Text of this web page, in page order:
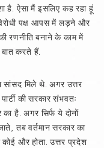
है. ऐसा मैं इसलिए कह रहा हूं
पक्ष आपस में लड़ने और
रणनीति बनाने के काम में
करते हैं.
सांसद मिले थे. अगर उत्तर
की सरकार संभवतः
का है. अगर सिर्फ ये दोनों
तब वर्तमान सरकार का
और होता. उत्तर प्रदेश